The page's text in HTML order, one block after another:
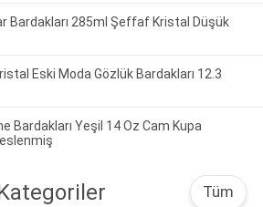
Bardakları 285ml Şeffaf Kristal Düşük
Eski Moda Gözlük Bardakları 12.3
Bardakları Yeşil 14 Oz Cam Kupa
Tüm